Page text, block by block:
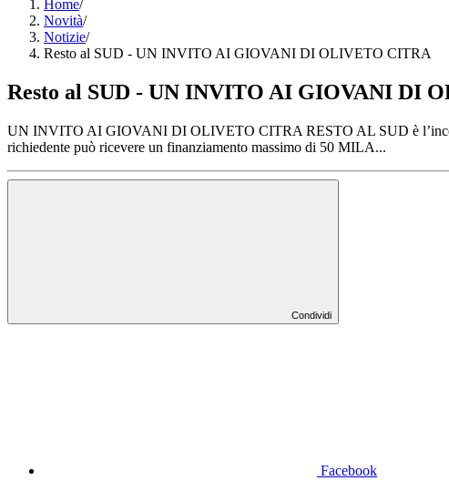
Home/
Novità/
Notizie/
Resto al SUD - UN INVITO AI GIOVANI DI OLIVETO CITRA
Resto al SUD - UN INVITO AI GIOVANI DI
UN INVITO AI GIOVANI DI OLIVETO CITRA RESTO AL SUD è
richiedente può ricevere un finanziamento massimo di 50 MILA...
Condividi
Facebook